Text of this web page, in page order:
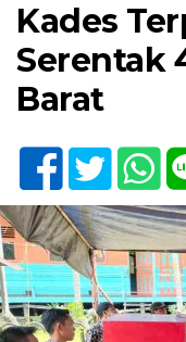
Kades
Serentak
Barat